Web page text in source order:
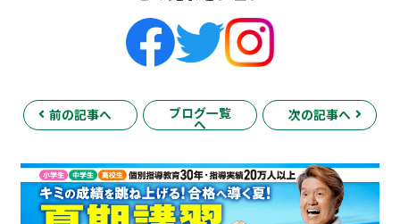
前の記事へ ブログ一覧
へ
次の記事へ